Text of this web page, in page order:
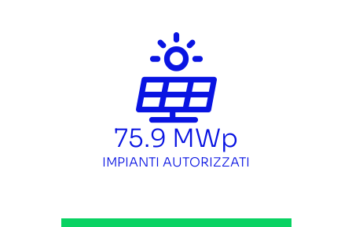
75.9 MWp
IMPIANTI AUTORIZZATI